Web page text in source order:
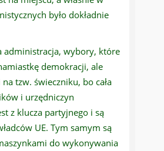
było dokładnie
administracja, wybory, które
demokracji, ale
tzw. świeczniku, bo cała
i urzędniczyn
z klucza partyjnego i są
UE. Tym samym są
do wykonywania